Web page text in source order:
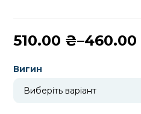
460.00
–
510.00 ₴
Діапазон
від
460.00 ₴
до
Вигин